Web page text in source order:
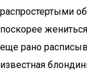
распростертыми
поскорее
еще рано
известная